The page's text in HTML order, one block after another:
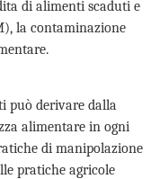
di alimenti scaduti e
la contaminazione
può derivare dalla
alimentare in ogni
di manipolazione
pratiche agricole